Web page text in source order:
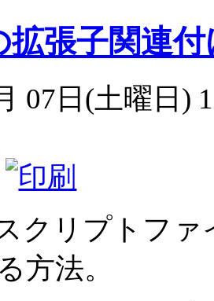
拡張子関連付
07日(土曜日)
クリプトファ
方法。